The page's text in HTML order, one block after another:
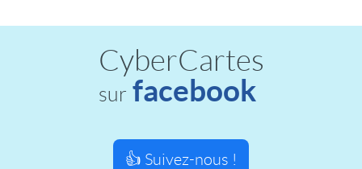
CyberCartes
sur facebook
👍 Suivez-nous !